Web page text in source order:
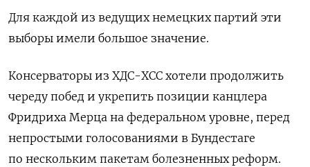
Для каждой из ведущих немецких партий эти
выборы имели большое значение.
Консерваторы из ХДС-ХСС хотели продолжить
череду побед и укрепить позиции канцлера
Фридриха Мерца на федеральном уровне, перед
непростыми голосованиями в Бундестаге
по нескольким пакетам болезненных реформ.